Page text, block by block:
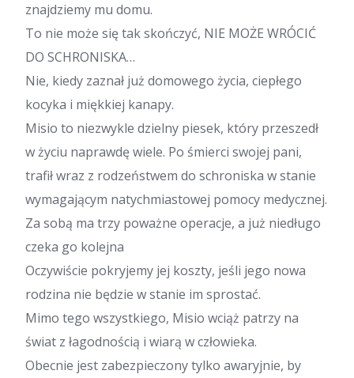
znajdziemy mu domu.
To nie może się tak skończyć, NIE MOŻE WRÓCIĆ
DO SCHRONISKA…
Nie, kiedy zaznał już domowego życia, ciepłego
kocyka i miękkiej kanapy.
Misio to niezwykle dzielny piesek, który przeszedł
w życiu naprawdę wiele. Po śmierci swojej pani,
trafił wraz z rodzeństwem do schroniska w stanie
wymagającym natychmiastowej pomocy medycznej.
Za sobą ma trzy poważne operacje, a już niedługo
czeka go kolejna
Oczywiście pokryjemy jej koszty, jeśli jego nowa
rodzina nie będzie w stanie im sprostać.
Mimo tego wszystkiego, Misio wciąż patrzy na
świat z łagodnością i wiarą w człowieka.
Obecnie jest zabezpieczony tylko awaryjnie, by